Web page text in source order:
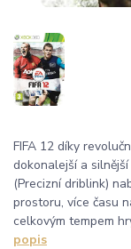
FIFA 12 díky
dokonalejší a
(Precizní driblink)
prostoru, více času
celkovým tempem
popis